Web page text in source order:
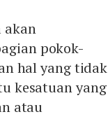
akan
pokok-
hal yang tidak
kesatuan yang
atau